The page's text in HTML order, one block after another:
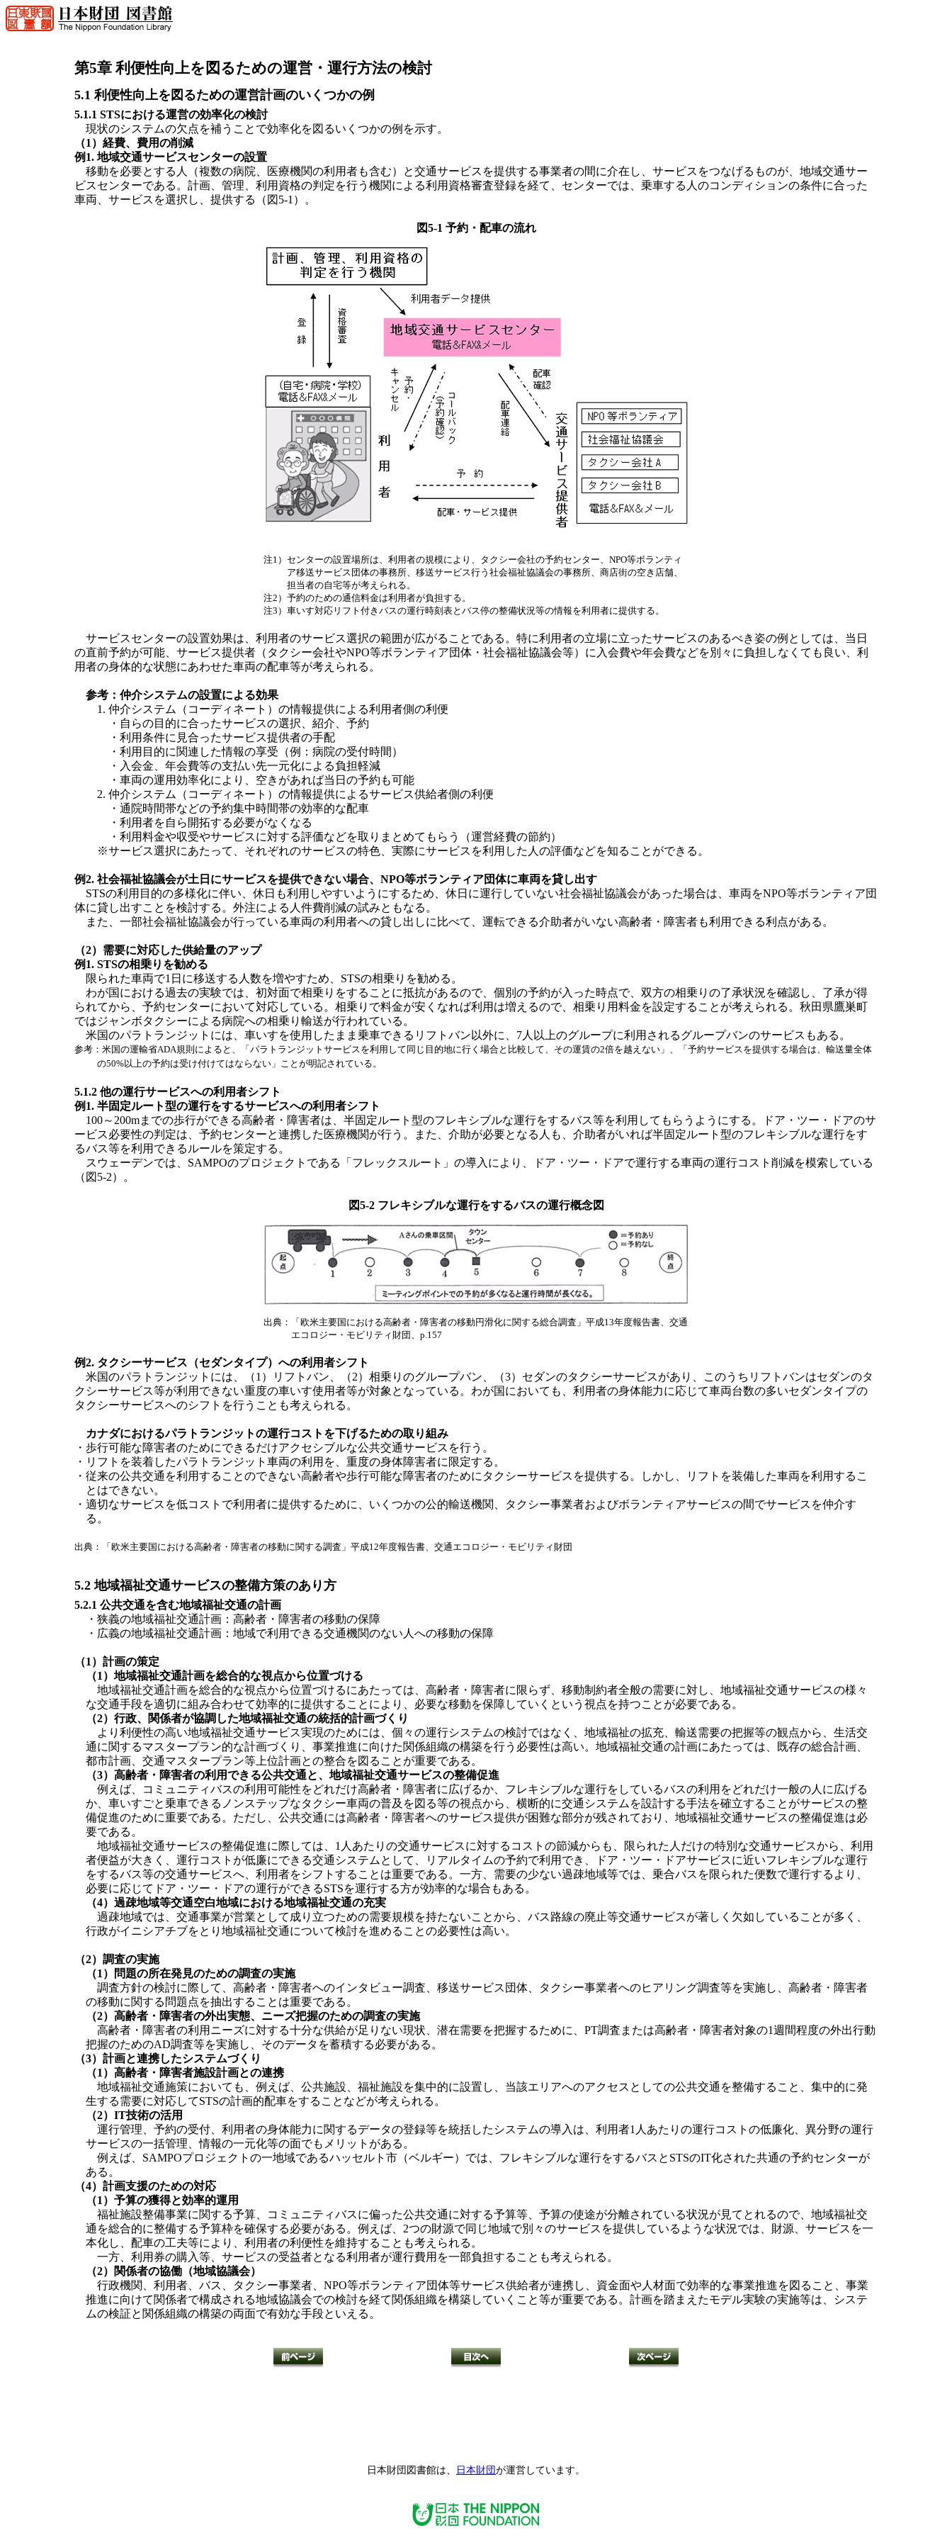
第5章 利便性向上を図るための運営・運行方法の検討
5.1 利便性向上を図るための運営計画のいくつかの例
5.1.1 STSにおける運営の効率化の検討
現状のシステムの欠点を補うことで効率化を図るいくつかの例を示す。
（1）経費、費用の削減
例1. 地域交通サービスセンターの設置
移動を必要とする人（複数の病院、医療機関の利用者も含む）と交通サービスを提供する事業者の間に介在し、サービスをつなげるものが、地域交通サー
ビスセンターである。計画、管理、利用資格の判定を行う機関による利用資格審査登録を経て、センターでは、乗車する人のコンディションの条件に合った
車両、サービスを選択し、提供する（図5-1）。
図5-1 予約・配車の流れ
注1） センターの設置場所は、利用者の規模により、タクシー会社の予約センター、NPO等ボランティ
ア移送サービス団体の事務所、移送サービス行う社会福祉協議会の事務所、商店街の空き店舗、
担当者の自宅等が考えられる。
注2） 予約のための通信料金は利用者が負担する。
注3） 車いす対応リフト付きバスの運行時刻表とバス停の整備状況等の情報を利用者に提供する。
サービスセンターの設置効果は、利用者のサービス選択の範囲が広がることである。特に利用者の立場に立ったサービスのあるべき姿の例としては、当日
の直前予約が可能、サービス提供者（タクシー会社やNPO等ボランティア団体・社会福祉協議会等）に入会費や年会費などを別々に負担しなくても良い、利
用者の身体的な状態にあわせた車両の配車等が考えられる。
参考：仲介システムの設置による効果
1. 仲介システム（コーディネート）の情報提供による利用者側の利便
・自らの目的に合ったサービスの選択、紹介、予約
・利用条件に見合ったサービス提供者の手配
・利用目的に関連した情報の享受（例：病院の受付時間）
・入会金、年会費等の支払い先一元化による負担軽減
・車両の運用効率化により、空きがあれば当日の予約も可能
2. 仲介システム（コーディネート）の情報提供によるサービス供給者側の利便
・通院時間帯などの予約集中時間帯の効率的な配車
・利用者を自ら開拓する必要がなくなる
・利用料金や収受やサービスに対する評価などを取りまとめてもらう（運営経費の節約）
※サービス選択にあたって、それぞれのサービスの特色、実際にサービスを利用した人の評価などを知ることができる。
例2. 社会福祉協議会が土日にサービスを提供できない場合、NPO等ボランティア団体に車両を貸し出す
STSの利用目的の多様化に伴い、休日も利用しやすいようにするため、休日に運行していない社会福祉協議会があった場合は、車両をNPO等ボランティア団
体に貸し出すことを検討する。外注による人件費削減の試みともなる。
また、一部社会福祉協議会が行っている車両の利用者への貸し出しに比べて、運転できる介助者がいない高齢者・障害者も利用できる利点がある。
（2）需要に対応した供給量のアップ
例1. STSの相乗りを勧める
限られた車両で1日に移送する人数を増やすため、STSの相乗りを勧める。
わが国における過去の実験では、初対面で相乗りをすることに抵抗があるので、個別の予約が入った時点で、双方の相乗りの了承状況を確認し、了承が得
られてから、予約センターにおいて対応している。相乗りで料金が安くなれば利用は増えるので、相乗り用料金を設定することが考えられる。秋田県鷹巣町
ではジャンボタクシーによる病院への相乗り輸送が行われている。
米国のパラトランジットには、車いすを使用したまま乗車できるリフトバン以外に、7人以上のグループに利用されるグループバンのサービスもある。
参考：米国の運輸省ADA規則によると、「パラトランジットサービスを利用して同じ目的地に行く場合と比較して、その運賃の2倍を越えない」、「予約サービスを提供する場合は、輸送量全体
の50%以上の予約は受け付けてはならない」ことが明記されている。
5.1.2 他の運行サービスへの利用者シフト
例1. 半固定ルート型の運行をするサービスへの利用者シフト
100～200mまでの歩行ができる高齢者・障害者は、半固定ルート型のフレキシブルな運行をするバス等を利用してもらうようにする。ドア・ツー・ドアのサ
ービス必要性の判定は、予約センターと連携した医療機関が行う。また、介助が必要となる人も、介助者がいれば半固定ルート型のフレキシブルな運行をす
るバス等を利用できるルールを策定する。
スウェーデンでは、SAMPOのプロジェクトである「フレックスルート」の導入により、ドア・ツー・ドアで運行する車両の運行コスト削減を模索している
（図5-2）。
図5-2 フレキシブルな運行をするバスの運行概念図
出典：
「欧米主要国における高齢者・障害者の移動円滑化に関する総合調査」平成13年度報告書、交通
エコロジー・モビリティ財団、p.157
例2. タクシーサービス（セダンタイプ）への利用者シフト
米国のパラトランジットには、（1）リフトバン、（2）相乗りのグループバン、（3）セダンのタクシーサービスがあり、このうちリフトバンはセダンのタ
クシーサービス等が利用できない重度の車いす使用者等が対象となっている。わが国においても、利用者の身体能力に応じて車両台数の多いセダンタイプの
タクシーサービスへのシフトを行うことも考えられる。
カナダにおけるパラトランジットの運行コストを下げるための取り組み
・歩行可能な障害者のためにできるだけアクセシブルな公共交通サービスを行う。
・リフトを装着したパラトランジット車両の利用を、重度の身体障害者に限定する。
・従来の公共交通を利用することのできない高齢者や歩行可能な障害者のためにタクシーサービスを提供する。しかし、リフトを装備した車両を利用するこ
とはできない。
・適切なサービスを低コストで利用者に提供するために、いくつかの公的輸送機関、タクシー事業者およびボランティアサービスの間でサービスを仲介す
る。
出典：「欧米主要国における高齢者・障害者の移動に関する調査」平成12年度報告書、交通エコロジー・モビリティ財団
5.2 地域福祉交通サービスの整備方策のあり方
5.2.1 公共交通を含む地域福祉交通の計画
・狭義の地域福祉交通計画：高齢者・障害者の移動の保障
・広義の地域福祉交通計画：地域で利用できる交通機関のない人への移動の保障
（1）計画の策定
（1）地域福祉交通計画を総合的な視点から位置づける
地域福祉交通計画を総合的な視点から位置づけるにあたっては、高齢者・障害者に限らず、移動制約者全般の需要に対し、地域福祉交通サービスの様々
な交通手段を適切に組み合わせて効率的に提供することにより、必要な移動を保障していくという視点を持つことが必要である。
（2）行政、関係者が協調した地域福祉交通の統括的計画づくり
より利便性の高い地域福祉交通サービス実現のためには、個々の運行システムの検討ではなく、地域福祉の拡充、輸送需要の把握等の観点から、生活交
通に関するマスタープラン的な計画づくり、事業推進に向けた関係組織の構築を行う必要性は高い。地域福祉交通の計画にあたっては、既存の総合計画、
都市計画、交通マスタープラン等上位計画との整合を図ることが重要である。
（3）高齢者・障害者の利用できる公共交通と、地域福祉交通サービスの整備促進
例えば、コミュニティバスの利用可能性をどれだけ高齢者・障害者に広げるか、フレキシブルな運行をしているバスの利用をどれだけ一般の人に広げる
か、車いすごと乗車できるノンステップなタクシー車両の普及を図る等の視点から、横断的に交通システムを設計する手法を確立することがサービスの整
備促進のために重要である。ただし、公共交通には高齢者・障害者へのサービス提供が困難な部分が残されており、地域福祉交通サービスの整備促進は必
要である。
地域福祉交通サービスの整備促進に際しては、1人あたりの交通サービスに対するコストの節減からも、限られた人だけの特別な交通サービスから、利用
者便益が大きく、運行コストが低廉にできる交通システムとして、リアルタイムの予約で利用でき、ドア・ツー・ドアサービスに近いフレキシブルな運行
をするバス等の交通サービスへ、利用者をシフトすることは重要である。一方、需要の少ない過疎地域等では、乗合バスを限られた便数で運行するより、
必要に応じてドア・ツー・ドアの運行ができるSTSを運行する方が効率的な場合もある。
（4）過疎地域等交通空白地域における地域福祉交通の充実
過疎地域では、交通事業が営業として成り立つための需要規模を持たないことから、バス路線の廃止等交通サービスが著しく欠如していることが多く、
行政がイニシアチブをとり地域福祉交通について検討を進めることの必要性は高い。
（2）調査の実施
（1）問題の所在発見のための調査の実施
調査方針の検討に際して、高齢者・障害者へのインタビュー調査、移送サービス団体、タクシー事業者へのヒアリング調査等を実施し、高齢者・障害者
の移動に関する問題点を抽出することは重要である。
（2）高齢者・障害者の外出実態、ニーズ把握のための調査の実施
高齢者・障害者の利用ニーズに対する十分な供給が足りない現状、潜在需要を把握するために、PT調査または高齢者・障害者対象の1週間程度の外出行動
把握のためのAD調査等を実施し、そのデータを蓄積する必要がある。
（3）計画と連携したシステムづくり
（1）高齢者・障害者施設計画との連携
地域福祉交通施策においても、例えば、公共施設、福祉施設を集中的に設置し、当該エリアへのアクセスとしての公共交通を整備すること、集中的に発
生する需要に対応してSTSの計画的配車をすることなどが考えられる。
（2）IT技術の活用
運行管理、予約の受付、利用者の身体能力に関するデータの登録等を統括したシステムの導入は、利用者1人あたりの運行コストの低廉化、異分野の運行
サービスの一括管理、情報の一元化等の面でもメリットがある。
例えば、SAMPOプロジェクトの一地域であるハッセルト市（ベルギー）では、フレキシブルな運行をするバスとSTSのIT化された共通の予約センターが
ある。
（4）計画支援のための対応
（1）予算の獲得と効率的運用
福祉施設整備事業に関する予算、コミュニティバスに偏った公共交通に対する予算等、予算の使途が分離されている状況が見てとれるので、地域福祉交
通を総合的に整備する予算枠を確保する必要がある。例えば、2つの財源で同じ地域で別々のサービスを提供しているような状況では、財源、サービスを一
本化し、配車の工夫等により、利用者の利便性を維持することも考えられる。
一方、利用券の購入等、サービスの受益者となる利用者が運行費用を一部負担することも考えられる。
（2）関係者の協働（地域協議会）
行政機関、利用者、バス、タクシー事業者、NPO等ボランティア団体等サービス供給者が連携し、資金面や人材面で効率的な事業推進を図ること、事業
推進に向けて関係者で構成される地域協議会での検討を経て関係組織を構築していくこと等が重要である。計画を踏まえたモデル実験の実施等は、システ
ムの検証と関係組織の構築の両面で有効な手段といえる。
日本財団図書館は、 日本財団が運営しています。